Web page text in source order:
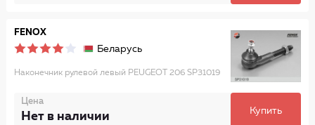
FENOX
Беларусь
Наконечник рулевой левый PEUGEOT 206 SP31019
Цена
Нет в наличии Купить